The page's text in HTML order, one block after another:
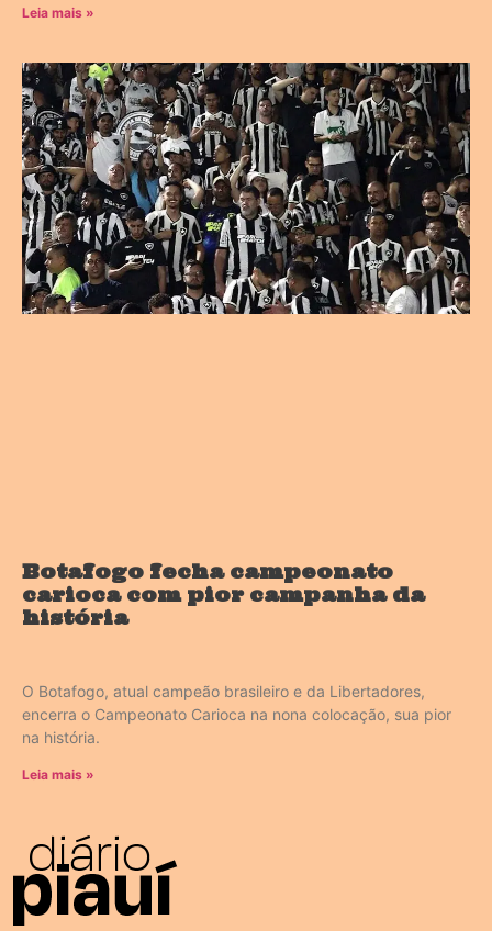
Leia mais »
Botafogo fecha campeonato
carioca com pior campanha da
história
O Botafogo, atual campeão brasileiro e da Libertadores,
encerra o Campeonato Carioca na nona colocação, sua pior
na história.
Leia mais »